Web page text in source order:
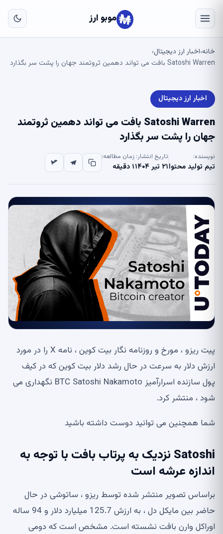
موبو ارز
خانه›اخبار ارز دیجیتال›
Satoshi Warren بافت می تواند دهمین ثروتمند جهان را پشت سر بگذارد
اخبار ارز دیجیتال
Satoshi Warren بافت می تواند دهمین ثروتمند
جهان را پشت سر بگذارد
نویسنده:
تیم تولید محتوا
تاریخ انتشار:
۲۱ تیر ۱۴۰۴
زمان مطالعه:
۱ دقیقه
پیت ریزو ، مورخ و روزنامه نگار بیت کوین ، نامه X را در مورد
ارزش دلار به سرعت در حال رشد دلار بیت کوین که در کیف
پول سازنده اسرارآمیز BTC Satoshi Nakamoto نگهداری می
شود ، منتشر کرد.
شما همچنین می توانید دوست داشته باشید
Satoshi نزدیک به پرتاب بافت با توجه به
اندازه عرشه است
براساس تصویر منتشر شده توسط ریزو ، ساتوشی در حال
حاضر بین مایکل دل ، به ارزش 125.7 میلیارد دلار و 94 ساله
اوراکل وارن بافت نشسته است. مشخص است که دومی